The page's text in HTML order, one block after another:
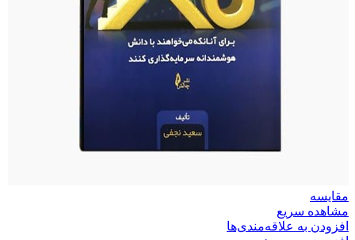
مقایسه
مشاهده سریع
افزودن به علاقه‌مندی‌ها